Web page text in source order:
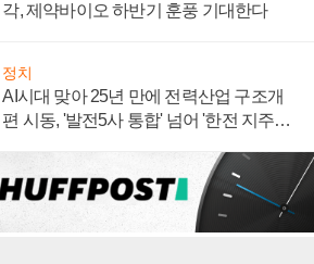
각, 제약바이오 하반기 훈풍 기대한다
정치
AI시대 맞아 25년 만에 전력산업 구조개
편 시동, '발전5사 통합' 넘어 '한전 지주사'